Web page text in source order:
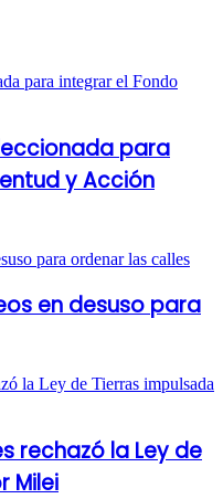
para
y Acción
en desuso para
rechazó la Ley de
Milei